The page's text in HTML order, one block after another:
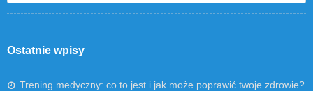
Ostatnie wpisy
Trening medyczny: co to jest i jak może poprawić twoje zdrowie?